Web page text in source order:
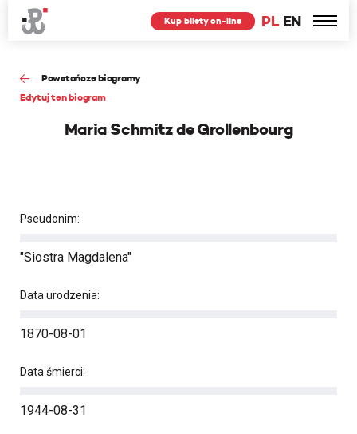
PL EN
Kup bilety on-line
Powstańcze biogramy
Edytuj ten biogram
Maria Schmitz de Grollenbourg
Pseudonim:
"Siostra Magdalena"
Data urodzenia:
1870-08-01
Data śmierci:
1944-08-31